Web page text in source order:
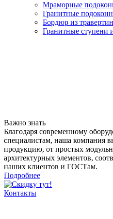
Мраморные
Гранитные
Бордюр из
Гранитные ступени
Важно знать
Благодаря современному
специалистам, наша компания
продукцию, от простых
архитектурных элементов,
наших клиентов и ГОСТам.
Подробнее
Контакты